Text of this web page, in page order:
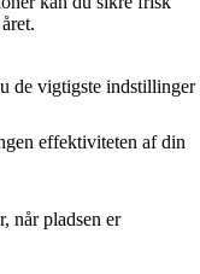
de vigtigste indstillinger
effektiviteten af din
når pladsen er